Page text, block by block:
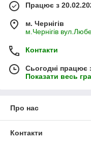
Працює з
м. Чернігів
м.Чернігів
Контакти
Сьогодні працює
Показати весь
Про нас
Контакти